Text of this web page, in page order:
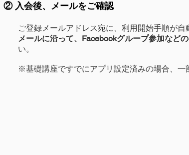
② 入会後、メールをご確認
ご登録メールアドレス宛に、利用開始手順が自
メールに沿って、Facebookグループ参加など
い。​
※基礎講座ですでにアプリ設定済みの場合、一